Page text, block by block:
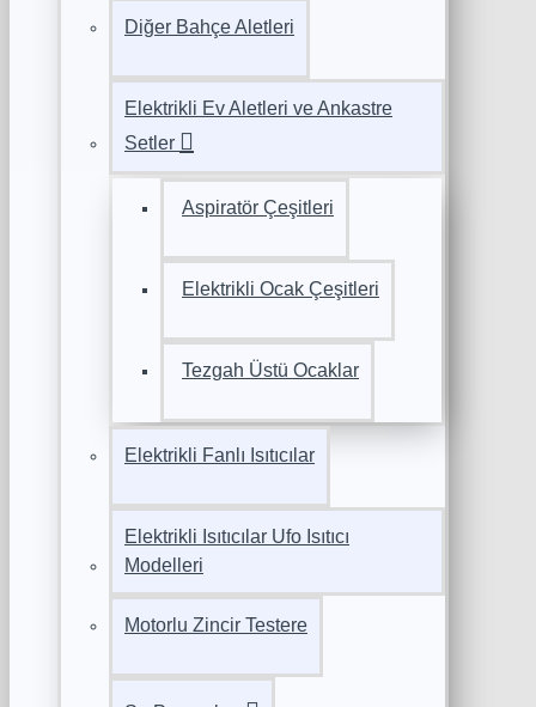
Diğer Bahçe Aletleri
Elektrikli Ev Aletleri ve Ankastre
Setler
Aspiratör Çeşitleri
Elektrikli Ocak Çeşitleri
Tezgah Üstü Ocaklar
Elektrikli Fanlı Isıtıcılar
Elektrikli Isıtıcılar Ufo Isıtıcı
Modelleri
Motorlu Zincir Testere